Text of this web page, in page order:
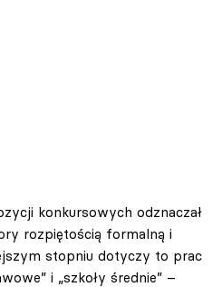
konkursowych odznaczał
rozpiętością formalną i
stopniu dotyczy to prac
i „szkoły średnie” –